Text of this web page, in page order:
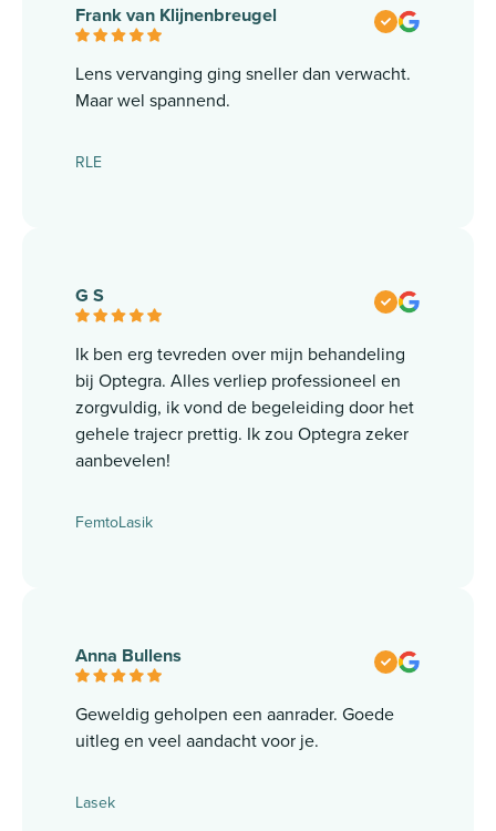
Frank van Klijnenbreugel
Lens vervanging ging sneller dan verwacht.
Maar wel spannend.
RLE
G S
Ik ben erg tevreden over mijn behandeling
bij Optegra. Alles verliep professioneel en
zorgvuldig, ik vond de begeleiding door het
gehele trajecr prettig. Ik zou Optegra zeker
aanbevelen!
FemtoLasik
Anna Bullens
Geweldig geholpen een aanrader. Goede
uitleg en veel aandacht voor je.
Lasek